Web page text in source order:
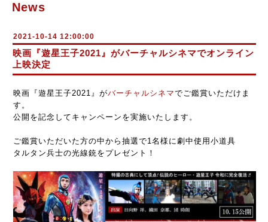
News
2021-10-14 12:00:00
映画『遊星王子2021』がバーチャルシネマでオンライン
上映決定
映画『遊星王子2021』がバーチャルシネマでご鑑賞いただけま
す。
公開を記念してキャンペーンを実施いたします。
ご鑑賞いただいた方の中から抽選で1名様に劇中使用小道具
タルタン兵士の光線銃をプレゼント！